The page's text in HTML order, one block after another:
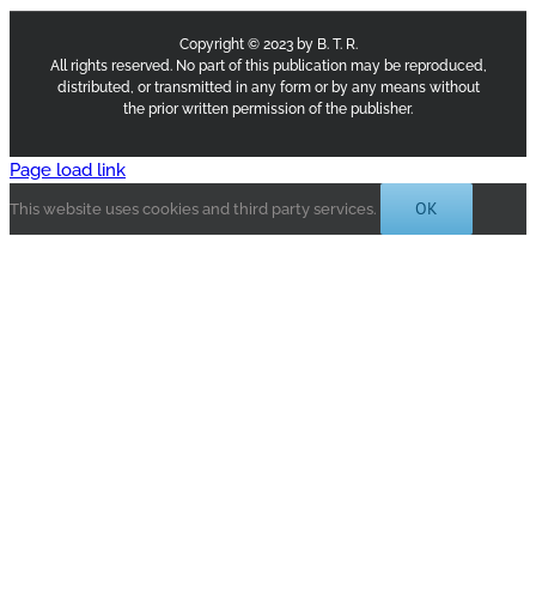
Copyright © 2023 by B. T. R.
All rights reserved. No part of this publication may be reproduced,
distributed, or transmitted in any form or by any means without
the prior written permission of the publisher.
Page load link
This website uses cookies and third party services. OK